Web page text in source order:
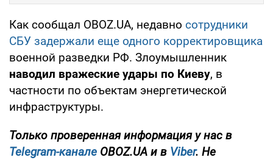
Как сообщал OBOZ.UA, недавно сотрудники
СБУ задержали еще одного корректировщика
военной разведки РФ. Злоумышленник
наводил вражеские удары по Киеву, в
частности по объектам энергетической
инфраструктуры.
Только проверенная информация у нас в
Telegram-канале OBOZ.UA и в Viber. Не